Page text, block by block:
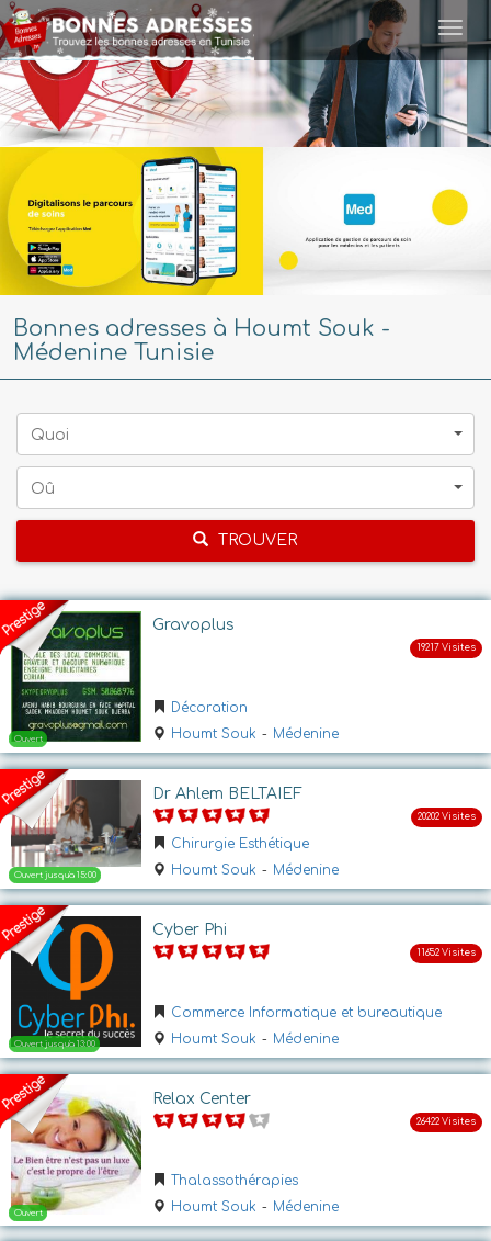
Bonnes adresses à Houmt Souk -
Médenine Tunisie
Quoi
Oû
TROUVER
Ouvert
Gravoplus
Décoration
Houmt Souk - Médenine
Dr Ahlem BELTAIEF
Chirurgie Esthétique
Houmt Souk - Médenine
Cyber Phi
Commerce Informatique et bureautique
Houmt Souk - Médenine
Relax Center
Thalassothérapies
Houmt Souk - Médenine